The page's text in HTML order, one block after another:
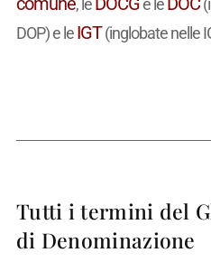
, le e le
DOP) e leIGT(inglobate nelle
Tutti i termini del
di Denominazione